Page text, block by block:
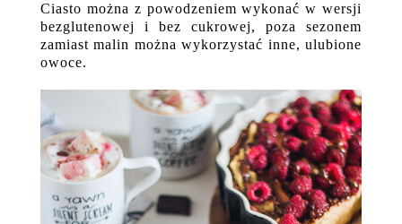
Ciasto można z powodzeniem wykonać w wersji
bezglutenowej i bez cukrowej, poza sezonem
zamiast malin można wykorzystać inne, ulubione
owoce.